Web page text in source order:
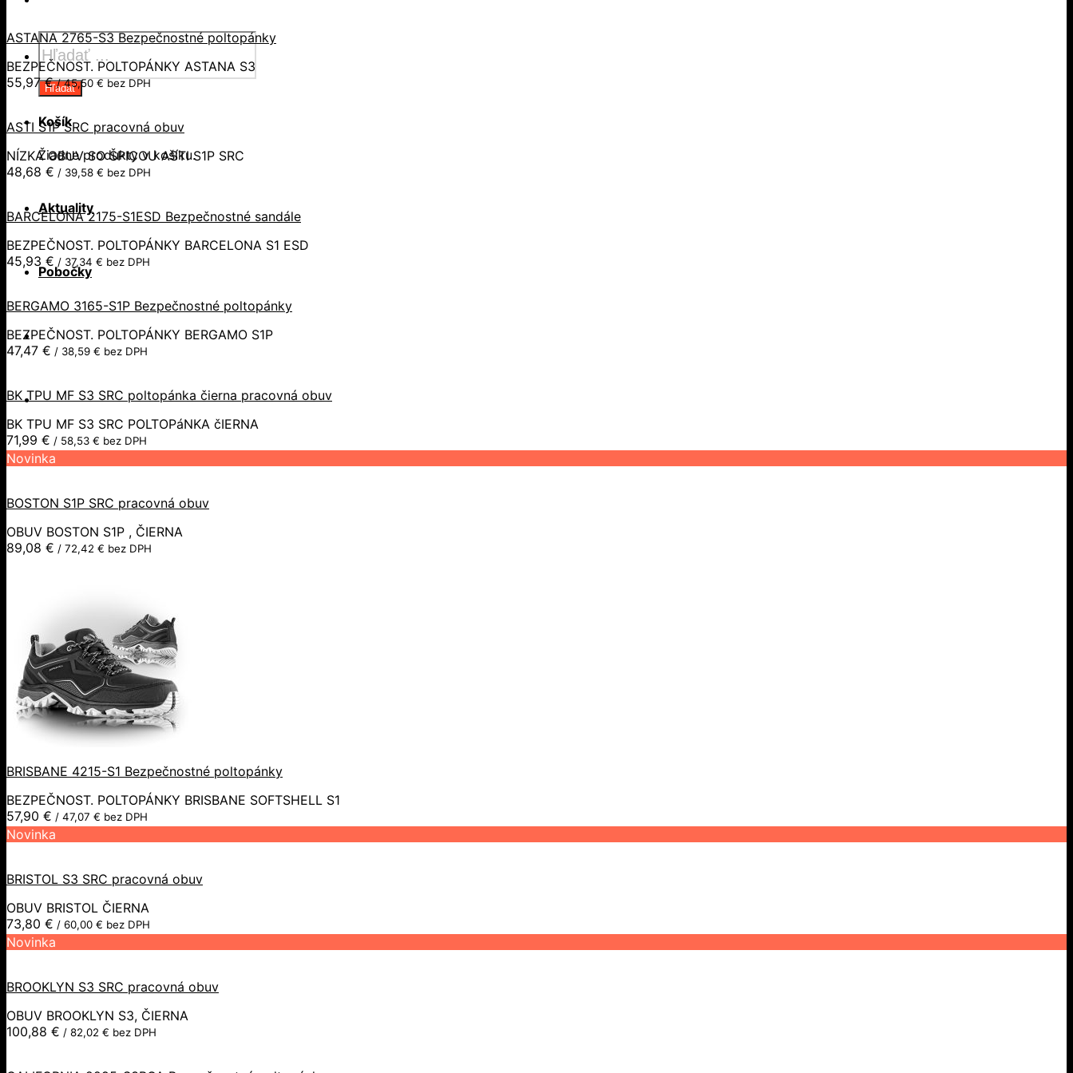
Products
search
Hľadať
Košík
Žiadne produkty v košíku.
Aktuality
Pobočky
ASTANA 2765-S3 Bezpečnostné poltopánky
BEZPEČNOST. POLTOPÁNKY ASTANA S3
55,97€/45,50€bez DPH
ASTI S1P SRC pracovná obuv
NÍZKA OBUV SO ŠPICOU ASTI S1P SRC
48,68 € / 39,58 € bez DPH
BARCELONA 2175-S1ESD Bezpečnostné sandále
BEZPEČNOST. POLTOPÁNKY BARCELONA S1 ESD
45,93 € / 37,34 € bez DPH
BERGAMO 3165-S1P Bezpečnostné poltopánky
BEZPEČNOST. POLTOPÁNKY BERGAMO S1P
47,47 € / 38,59 € bez DPH
BK TPU MF S3 SRC poltopánka čierna pracovná obuv
BK TPU MF S3 SRC POLTOPáNKA čIERNA
71,99 € / 58,53 € bez DPH
Novinka
BOSTON S1P SRC pracovná obuv
OBUV BOSTON S1P , ČIERNA
89,08 € / 72,42 € bez DPH
BRISBANE 4215-S1 Bezpečnostné poltopánky
BEZPEČNOST. POLTOPÁNKY BRISBANE SOFTSHELL S1
57,90 € / 47,07 € bez DPH
Novinka
BRISTOL S3 SRC pracovná obuv
OBUV BRISTOL ČIERNA
73,80 € / 60,00 € bez DPH
Novinka
BROOKLYN S3 SRC pracovná obuv
OBUV BROOKLYN S3, ČIERNA
100,88 € / 82,02 € bez DPH